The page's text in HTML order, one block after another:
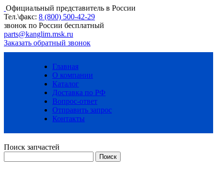
Официальный представитель в России
Тел.\факс: 8 (800) 500-42-29
звонок по России бесплатный
parts@kanglim.msk.ru
Заказать обратный звонок
Главная
О компании
Каталог
Доставка по РФ
Вопрос-ответ
Отправить запрос
Контакты
Поиск запчастей